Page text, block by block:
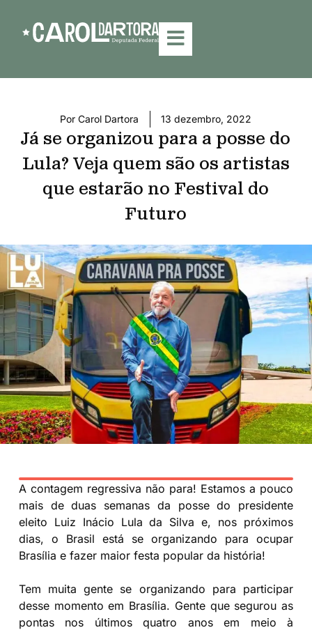
Por Carol Dartora 13 dezembro, 2022
Já se organizou para a posse do
Lula? Veja quem são os artistas
que estarão no Festival do
Futuro
A contagem regressiva não para! Estamos a pouco
mais de duas semanas da posse do presidente
eleito Luiz Inácio Lula da Silva e, nos próximos
dias, o Brasil está se organizando para ocupar
Brasília e fazer maior festa popular da história!
Tem muita gente se organizando para participar
desse momento em Brasília. Gente que segurou as
pontas nos últimos quatro anos em meio à